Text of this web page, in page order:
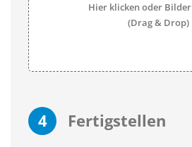
Hier klicken oder
(Drag & Drop)
4 Fertigstellen